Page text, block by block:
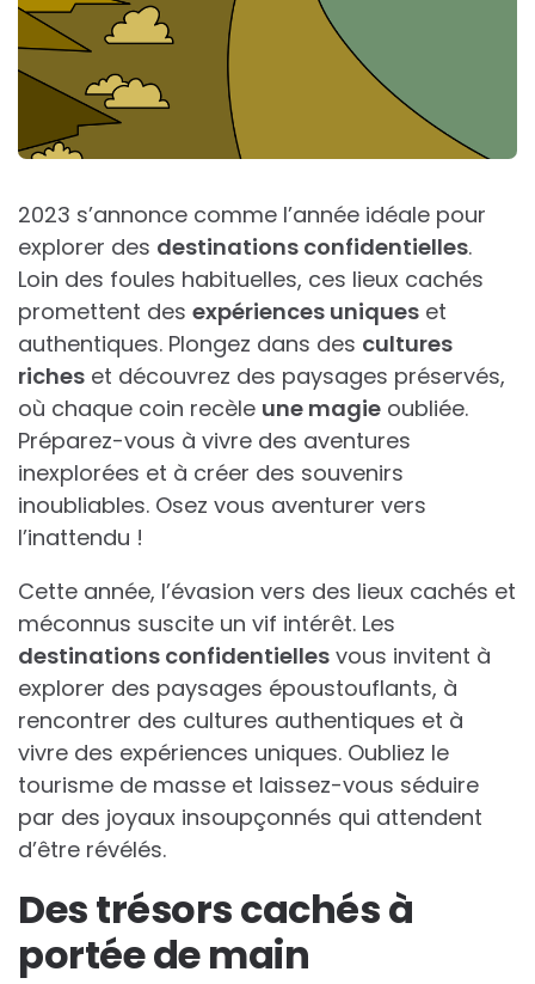
2023 s’annonce comme l’année idéale pour
explorer des destinations confidentielles.
Loin des foules habituelles, ces lieux cachés
promettent des expériences uniques et
authentiques. Plongez dans des cultures
riches et découvrez des paysages préservés,
où chaque coin recèle une magie oubliée.
Préparez-vous à vivre des aventures
inexplorées et à créer des souvenirs
inoubliables. Osez vous aventurer vers
l’inattendu !
Cette année, l’évasion vers des lieux cachés et
méconnus suscite un vif intérêt. Les
destinations confidentielles vous invitent à
explorer des paysages époustouflants, à
rencontrer des cultures authentiques et à
vivre des expériences uniques. Oubliez le
tourisme de masse et laissez-vous séduire
par des joyaux insoupçonnés qui attendent
d’être révélés.
Des trésors cachés à
portée de main